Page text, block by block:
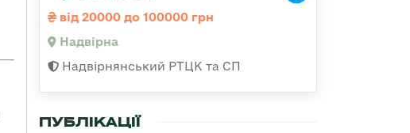
від 20000 до 100000 грн
Надвірна
Надвірнянський РТЦК та СП
ПУБЛІКАЦІЇ